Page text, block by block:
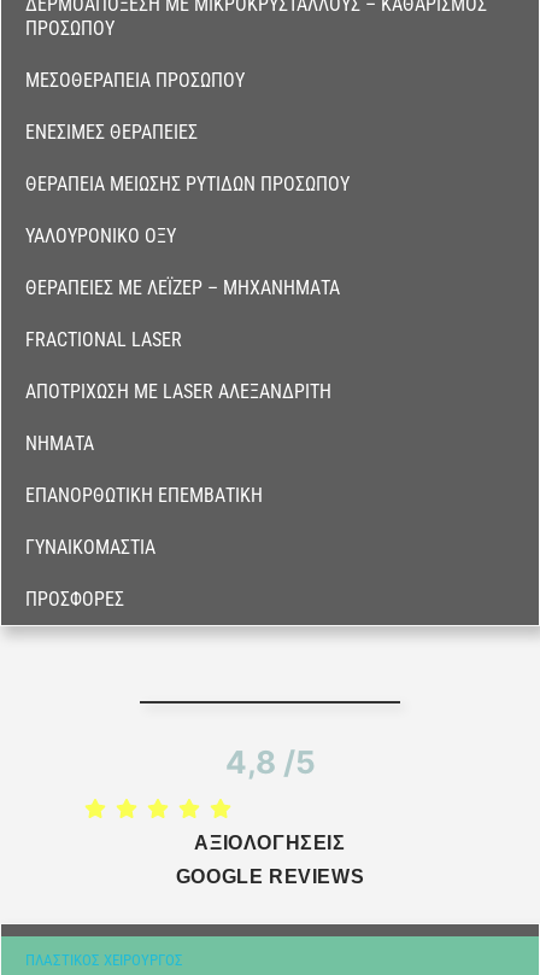
ΠΡΟΣΏΠΟΥ
ΜΕΣΟΘΕΡΑΠΕΊΑ ΠΡΟΣΏΠΟΥ
ΕΝΈΣΙΜΕΣ ΘΕΡΑΠΕΊΕΣ
ΘΕΡΑΠΕΊΑ ΜΕΊΩΣΗΣ ΡΥΤΊΔΩΝ ΠΡΟΣΏΠΟΥ
ΥΑΛΟΥΡΟΝΙΚΌ ΟΞΎ
ΘΕΡΑΠΕΊΕΣ ΜΕ ΛΈΙΖΕΡ – ΜΗΧΑΝΉΜΑΤΑ
FRACTIONAL LASER
ΑΠΟΤΡΊΧΩΣΗ ΜΕ LASER ΑΛΕΞΑΝΔΡΊΤΗ
ΝΉΜΑΤΑ
ΕΠΑΝΟΡΘΩΤΙΚΉ ΕΠΕΜΒΑΤΙΚΉ
ΓΥΝΑΙΚΟΜΑΣΤΊΑ
ΠΡΟΣΦΟΡΈΣ
4,8 /5
ΑΞΙΟΛΟΓΗΣΕΙΣ
GOOGLE REVIEWS
ΠΛΑΣΤΙΚΌΣ ΧΕΙΡΟΥΡΓΌΣ